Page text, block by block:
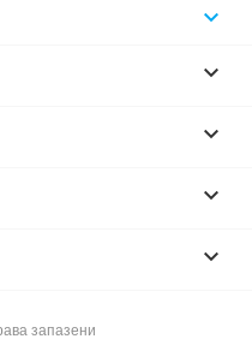





запазени